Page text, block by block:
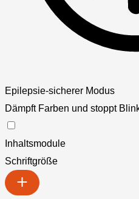
Epilepsie-sicherer Modus
Dämpft Farben und stoppt
Inhaltsmodule
Schriftgröße